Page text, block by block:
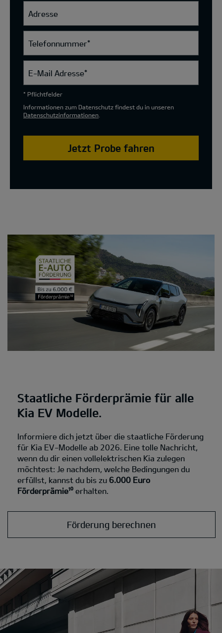
Adresse
Telefonnummer*
E-Mail Adresse*
* Pflichtfelder
Informationen zum Datenschutz findest du in unseren
Datenschutzinformationen
Jetzt Probe fahren
Staatliche Förderprämie für alle
Kia EV Modelle.
Informiere dich jetzt über die staatliche Förderung
für Kia EV-Modelle ab 2026. Eine tolle Nachricht,
wenn du dir einen vollelektrischen Kia zulegen
möchtest: Je nachdem, welche Bedingungen du
erfüllst, kannst du bis zu 6.000 Euro
Förderprämie¹⁰ erhalten.
Förderung berechnen